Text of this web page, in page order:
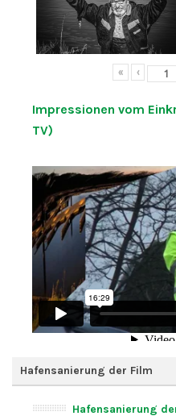
« ‹
Impressionen vom
TV)
Hafensanierung der Film
Hafensanierung